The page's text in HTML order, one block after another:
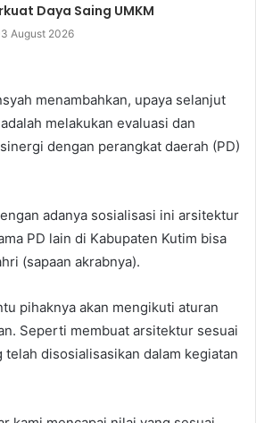
Daya Saing UMKM
August 2026
menambahkan, upaya selanjut
melakukan evaluasi dan
dengan perangkat daerah (PD)
adanya sosialisasi ini arsitektur
PD lain di Kabupaten Kutim bisa
(sapaan akrabnya).
pihaknya akan mengikuti aturan
Seperti membuat arsitektur sesuai
telah disosialisasikan dalam kegiatan